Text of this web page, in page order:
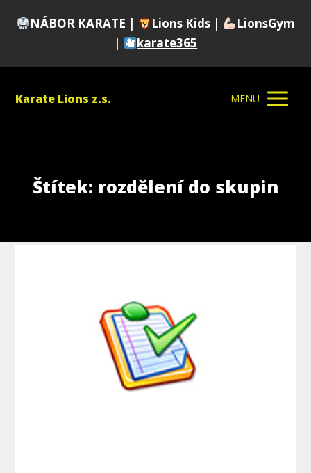
NÁBOR KARATE | Lions Kids |
LionsGym
|
karate365
Karate Lions z.s. MENU
Štítek: rozdělení do skupin